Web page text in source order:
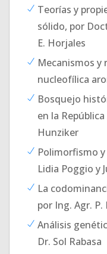
Teorías y
sólido, por
E. Horjales
Mecanismos
nucleofílica
Bosquejo
en la
Hunziker
Polimorfismo
Lidia Poggio y
La
por Ing. Agr. P.
Análisis
Dr. Sol Rabasa